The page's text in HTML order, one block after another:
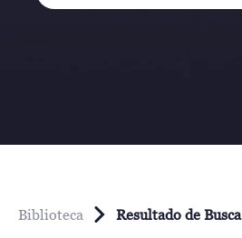
Biblioteca Resultado de Busca